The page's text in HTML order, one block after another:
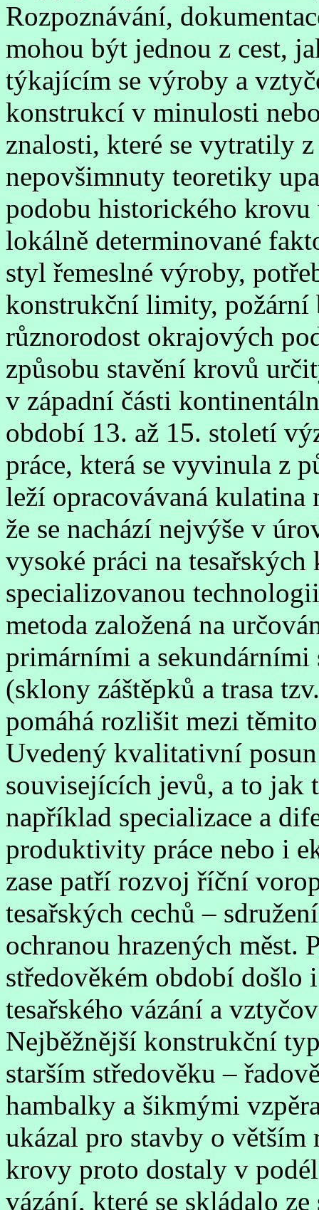
Rozpoznávání,
mohou být jednou z cest,
týkajícím se výroby a
konstrukcí v minulosti
znalosti, které se vytratily
nepovšimnuty teoretiky
podobu historického
lokálně determinované
styl řemeslné výroby,
konstrukční limity, požární
různorodost okrajových
způsobu stavění krovů
v západní části
období 13. až 15. století
práce, která se vyvinula z
leží opracovávaná kulatina
že se nachází nejvýše v
vysoké práci na
specializovanou
metoda založená na
primárními a sekundárními
(sklony záštěpků a trasa
pomáhá rozlišit mezi
Uvedený kvalitativní
souvisejících jevů, a to jak
například specializace a
produktivity práce nebo i
zase patří rozvoj říční
tesařských cechů –
ochranou hrazených měst.
středověkém období došlo
tesařského vázání a
Nejběžnější konstrukční
starším středověku –
hambalky a šikmými
ukázal pro stavby o
krovy proto dostaly v
vázání, které se skládalo